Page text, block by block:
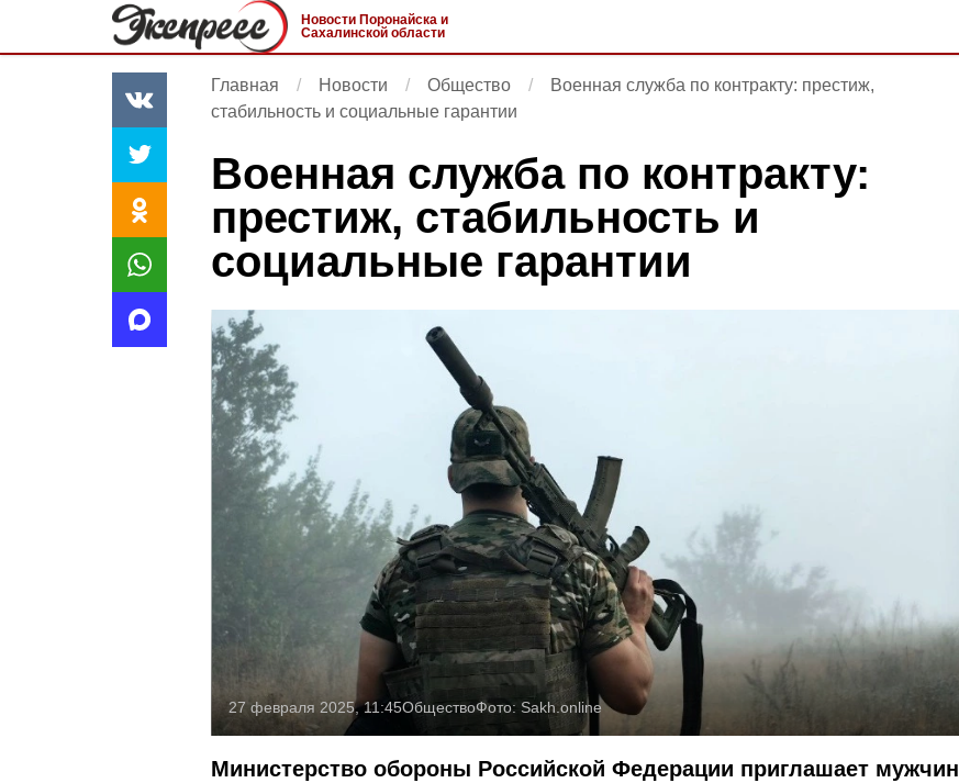
Новости Поронайска и
Сахалинской области
Главная Новости Общество
Военная служба по контракту: престиж,
стабильность и социальные гарантии
Военная служба по контракту:
престиж, стабильность и
социальные гарантии
27 февраля 2025, 11:45ОбществоФото: Sakh.online
Министерство обороны Российской Федерации приглашает мужчин